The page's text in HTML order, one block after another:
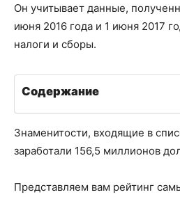
Он учитывает данные,
июня 2016 года и 1 июня 2017
налоги и сборы.
Содержание
Знаменитости, входящие в
заработали 156,5 миллионов
Представляем вам рейтинг